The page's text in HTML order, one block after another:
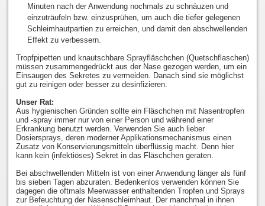
Minuten nach der Anwendung nochmals zu schnäuzen und
einzuträufeln bzw. einzusprühen, um auch die tiefer gelegenen
Schleimhautpartien zu erreichen, und damit den abschwellenden
Effekt zu verbessern.
Tropfpipetten und knautschbare Sprayfläschchen (Quetschflaschen)
müssen zusammengedrückt aus der Nase gezogen werden, um ein
Einsaugen des Sekretes zu vermeiden. Danach sind sie möglichst
gut zu reinigen oder besser zu desinfizieren.
Unser Rat:
Aus hygienischen Gründen sollte ein Fläschchen mit Nasentropfen
und -spray immer nur von einer Person und während einer
Erkrankung benutzt werden. Verwenden Sie auch lieber
Dosiersprays, deren moderner Applikationsmechanismus einen
Zusatz von Konservierungsmitteln überflüssig macht. Denn hier
kann kein (infektiöses) Sekret in das Fläschchen geraten.
Bei abschwellenden Mitteln ist von einer Anwendung länger als fünf
bis sieben Tagen abzuraten. Bedenkenlos verwenden können Sie
dagegen die oftmals Meerwasser enthaltenden Tropfen und Sprays
zur Befeuchtung der Nasenschleimhaut. Der manchmal in ihnen